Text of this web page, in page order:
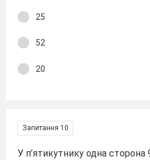
25
52
20
Запитання 10
У п’ятикутнику одна